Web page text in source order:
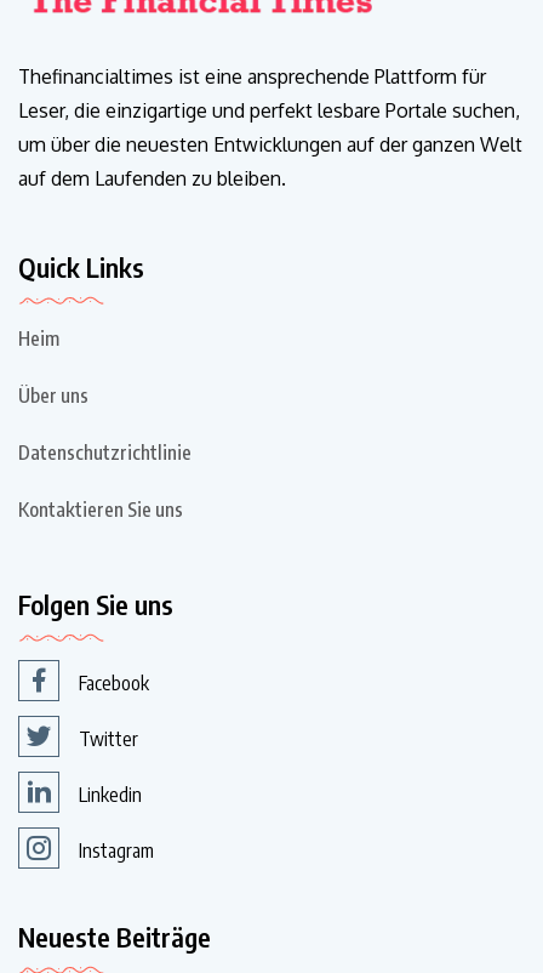
Thefinancialtimes ist eine ansprechende Plattform für
Leser, die einzigartige und perfekt lesbare Portale suchen,
um über die neuesten Entwicklungen auf der ganzen Welt
auf dem Laufenden zu bleiben.
Quick Links
Heim
Über uns
Datenschutzrichtlinie
Kontaktieren Sie uns
Folgen Sie uns
Facebook
Twitter
Linkedin
Instagram
Neueste Beiträge